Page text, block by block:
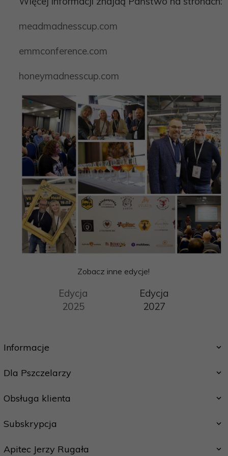
meadmadnesscup.com
emmconference.com
honeymadnesscup.com
Zobacz inne edycje!
Edycja
2025
Edycja
2027
Informacje
Dla Pszczelarzy
Obsługa klienta
Subskrypcja
Apitec Jerzy Rugała